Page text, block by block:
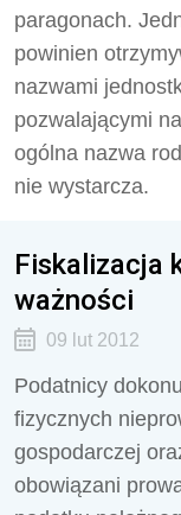
paragonach.
powinien
nazwami
pozwalającymi
ogólna nazwa
nie wystarcza.
Fiskalizacja
ważności
09 lut 2012
Podatnicy
fizycznych
gospodarczej
obowiązani